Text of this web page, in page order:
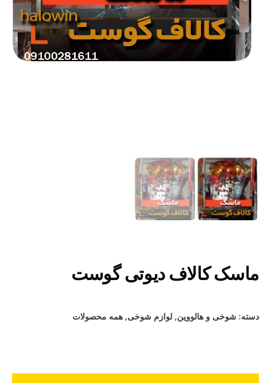
ماسک کالاف دیوتی گوست
دسته: شوخی و هالووین, لوازم شوخی, همه محصولات